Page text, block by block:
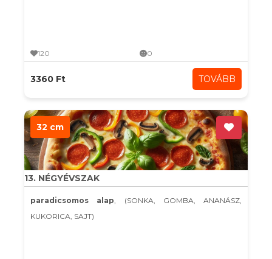
120 0
3360 Ft TOVÁBB
32 cm
13. NÉGYÉVSZAK
paradicsomos alap, (SONKA, GOMBA, ANANÁSZ,
KUKORICA, SAJT)